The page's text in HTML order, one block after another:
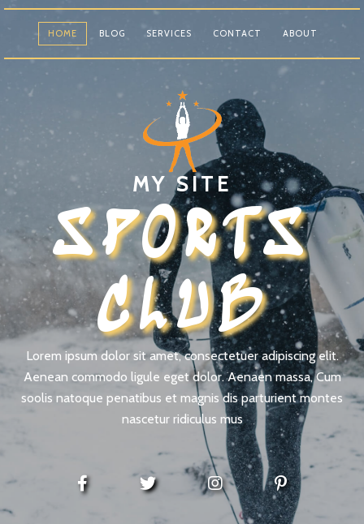
HOME BLOG SERVICES CONTACT ABOUT
MY SITE
SPORTS
CLUB
Lorem ipsum dolor sit amet, consectetuer adipiscing elit.
Aenean commodo ligule eget dolor. Aenaen massa, Cum
soolis natoque penatibus et magnis dis parturient montes
nascetur ridiculus mus